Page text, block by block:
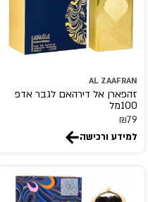
AL ZAAFRAN
זהפארן אל דירהאם לגבר אדפ
100מל
₪79
למידע ורכישה